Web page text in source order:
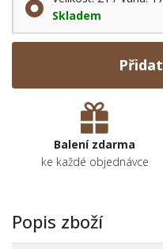
Skladem
Balení zdarma
ke každé objednávce
Popis zboží